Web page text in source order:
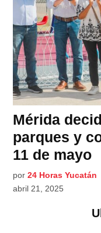
Mérida
parques y
11 de mayo
por 24 Horas Yucatán
abril 21, 2025